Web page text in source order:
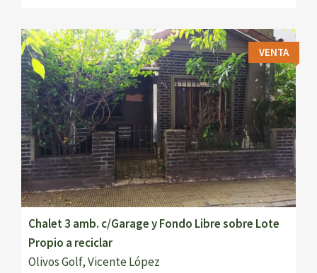
VENTA
Chalet 3 amb. c/Garage y Fondo Libre sobre Lote
Propio a reciclar
Olivos Golf, Vicente López